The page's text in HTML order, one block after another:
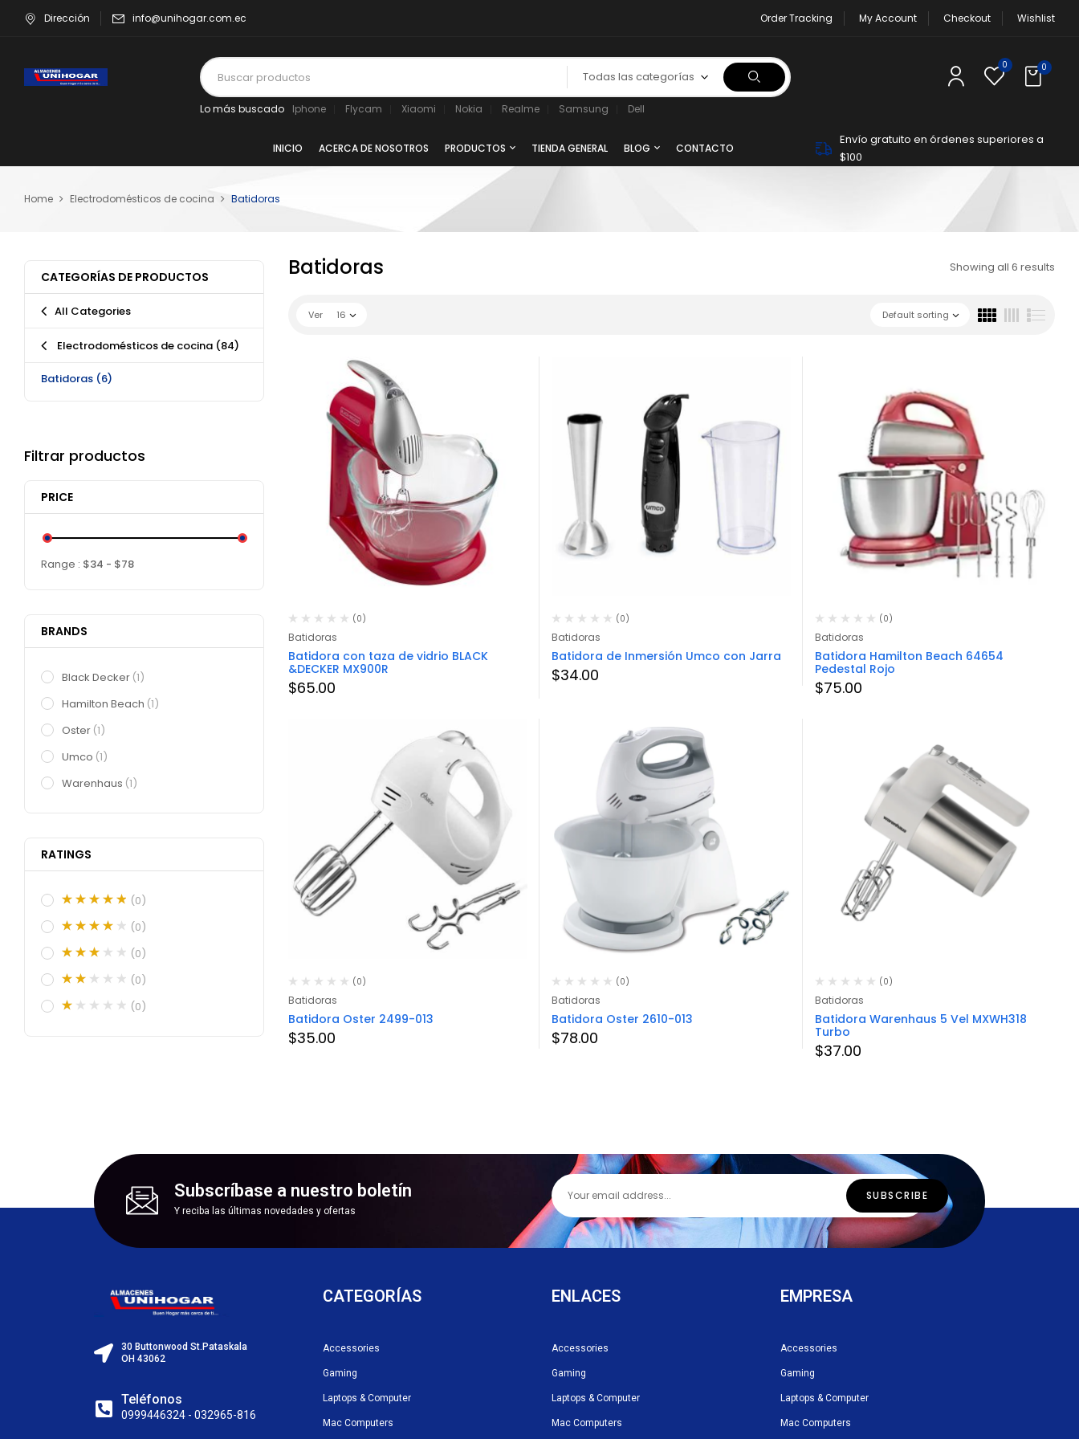
Dirección info@unihogar.com.ec Order Tracking My Account Checkout Wishlist
Todas las categorías
Lo más buscado Iphone Flycam Xiaomi Nokia Realme Samsung Dell
0 0
INICIO ACERCA DE NOSOTROS PRODUCTOS TIENDA GENERAL BLOG CONTACTO
Envío gratuito en órdenes superiores a
$100
Home Electrodomésticos de cocina Batidoras
CATEGORÍAS DE PRODUCTOS
All Categories
Electrodomésticos de cocina (84)
Batidoras (6)
Filtrar productos
PRICE
Range : $34 - $78
BRANDS
Black Decker (1)
Hamilton Beach (1)
Oster (1)
Umco (1)
Warenhaus (1)
RATINGS
(0)
(0)
(0)
(0)
(0)
Batidoras Showing all 6 results
Default sorting
Ver 16
(0)
Batidoras
Batidora con taza de vidrio BLACK
&DECKER MX900R
$65.00
(0)
Batidoras
Batidora de Inmersión Umco con Jarra
$34.00
(0)
Batidoras
Batidora Hamilton Beach 64654
Pedestal Rojo
$75.00
(0)
Batidoras
Batidora Oster 2499-013
$35.00
(0)
Batidoras
Batidora Oster 2610-013
$78.00
(0)
Batidoras
Batidora Warenhaus 5 Vel MXWH318
Turbo
$37.00
Subscríbase a nuestro boletín
Y reciba las últimas novedades y ofertas
30 Buttonwood St.Pataskala
OH 43062
Teléfonos
0999446324 - 032965-816
CATEGORÍAS
Accessories
Gaming
Laptops & Computer
Mac Computers
ENLACES
Accessories
Gaming
Laptops & Computer
Mac Computers
EMPRESA
Accessories
Gaming
Laptops & Computer
Mac Computers